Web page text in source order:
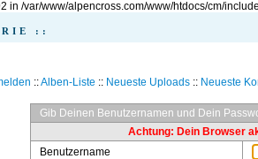
in /var/www/alpencross.com/www/htdocs/cm/
::
::Alben-Liste :: Neueste Uploads:: Neueste
Gib Deinen Benutzernamen und Dein
Achtung: Dein Browser
Benutzername